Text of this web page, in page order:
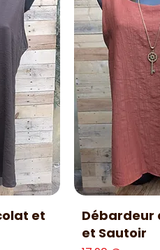
et
Débardeur
et Sautoir